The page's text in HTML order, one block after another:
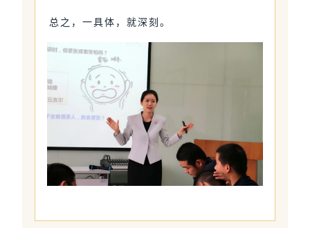
总之，一具体，就深刻。